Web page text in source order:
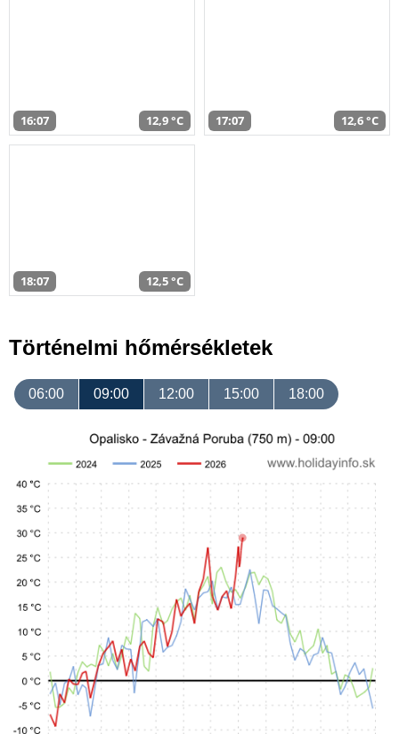
16:07 12,9 °C 17:07 12,6 °C
18:07 12,5 °C
Történelmi hőmérsékletek
06:00 09:00 12:00 15:00 18:00